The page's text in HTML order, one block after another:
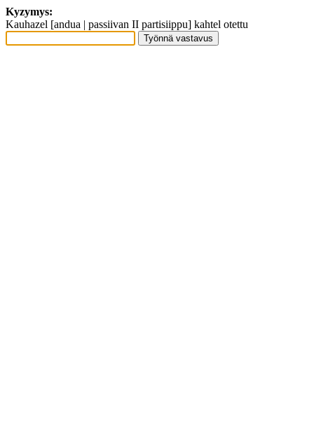
Kyzymys:
Kauhazel [andua | passiivan II partisiippu] kahtel otettu